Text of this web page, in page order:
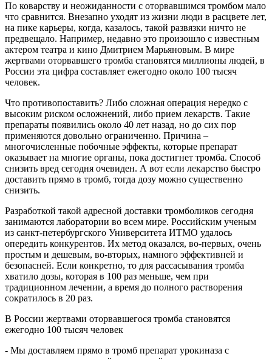
По коварству и неожиданности с оторвавшимся тромбом мало
что сравнится. Внезапно уходят из жизни люди в расцвете лет,
на пике карьеры, когда, казалось, такой развязки ничто не
предвещало. Например, недавно это произошло с известным
актером театра и кино Дмитрием Марьяновым. В мире
жертвами оторвавшего тромба становятся миллионы людей, в
России эта цифра составляет ежегодно около 100 тысяч
человек.
Что противопоставить? Либо сложная операция нередко с
высоким риском осложнений, либо прием лекарств. Такие
препараты появились около 40 лет назад, но до сих пор
применяются довольно ограниченно. Причина –
многочисленные побочные эффекты, которые препарат
оказывает на многие органы, пока достигнет тромба. Способ
снизить вред сегодня очевиден. А вот если лекарство быстро
доставить прямо в тромб, тогда дозу можно существенно
снизить.
Разработкой такой адресной доставки тромболиков сегодня
занимаются лаборатории во всем мире. Российским ученым
из санкт-петербургского Университета ИТМО удалось
опередить конкурентов. Их метод оказался, во-первых, очень
простым и дешевым, во-вторых, намного эффективней и
безопасней. Если конкретно, то для рассасывания тромба
хватило дозы, которая в 100 раз меньше, чем при
традиционном лечении, а время до полного растворения
сократилось в 20 раз.
В России жертвами оторвавшегося тромба становятся
ежегодно 100 тысяч человек
- Мы доставляем прямо в тромб препарат урокиназа с